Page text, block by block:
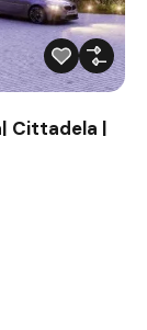
Cittadela |